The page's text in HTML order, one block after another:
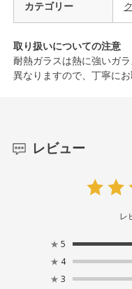
カテゴリー
取り扱いについての注意
耐熱ガラスは熱に強いガ
異なりますので、丁寧に
レビュー
レ
★ 5
★ 4
★ 3